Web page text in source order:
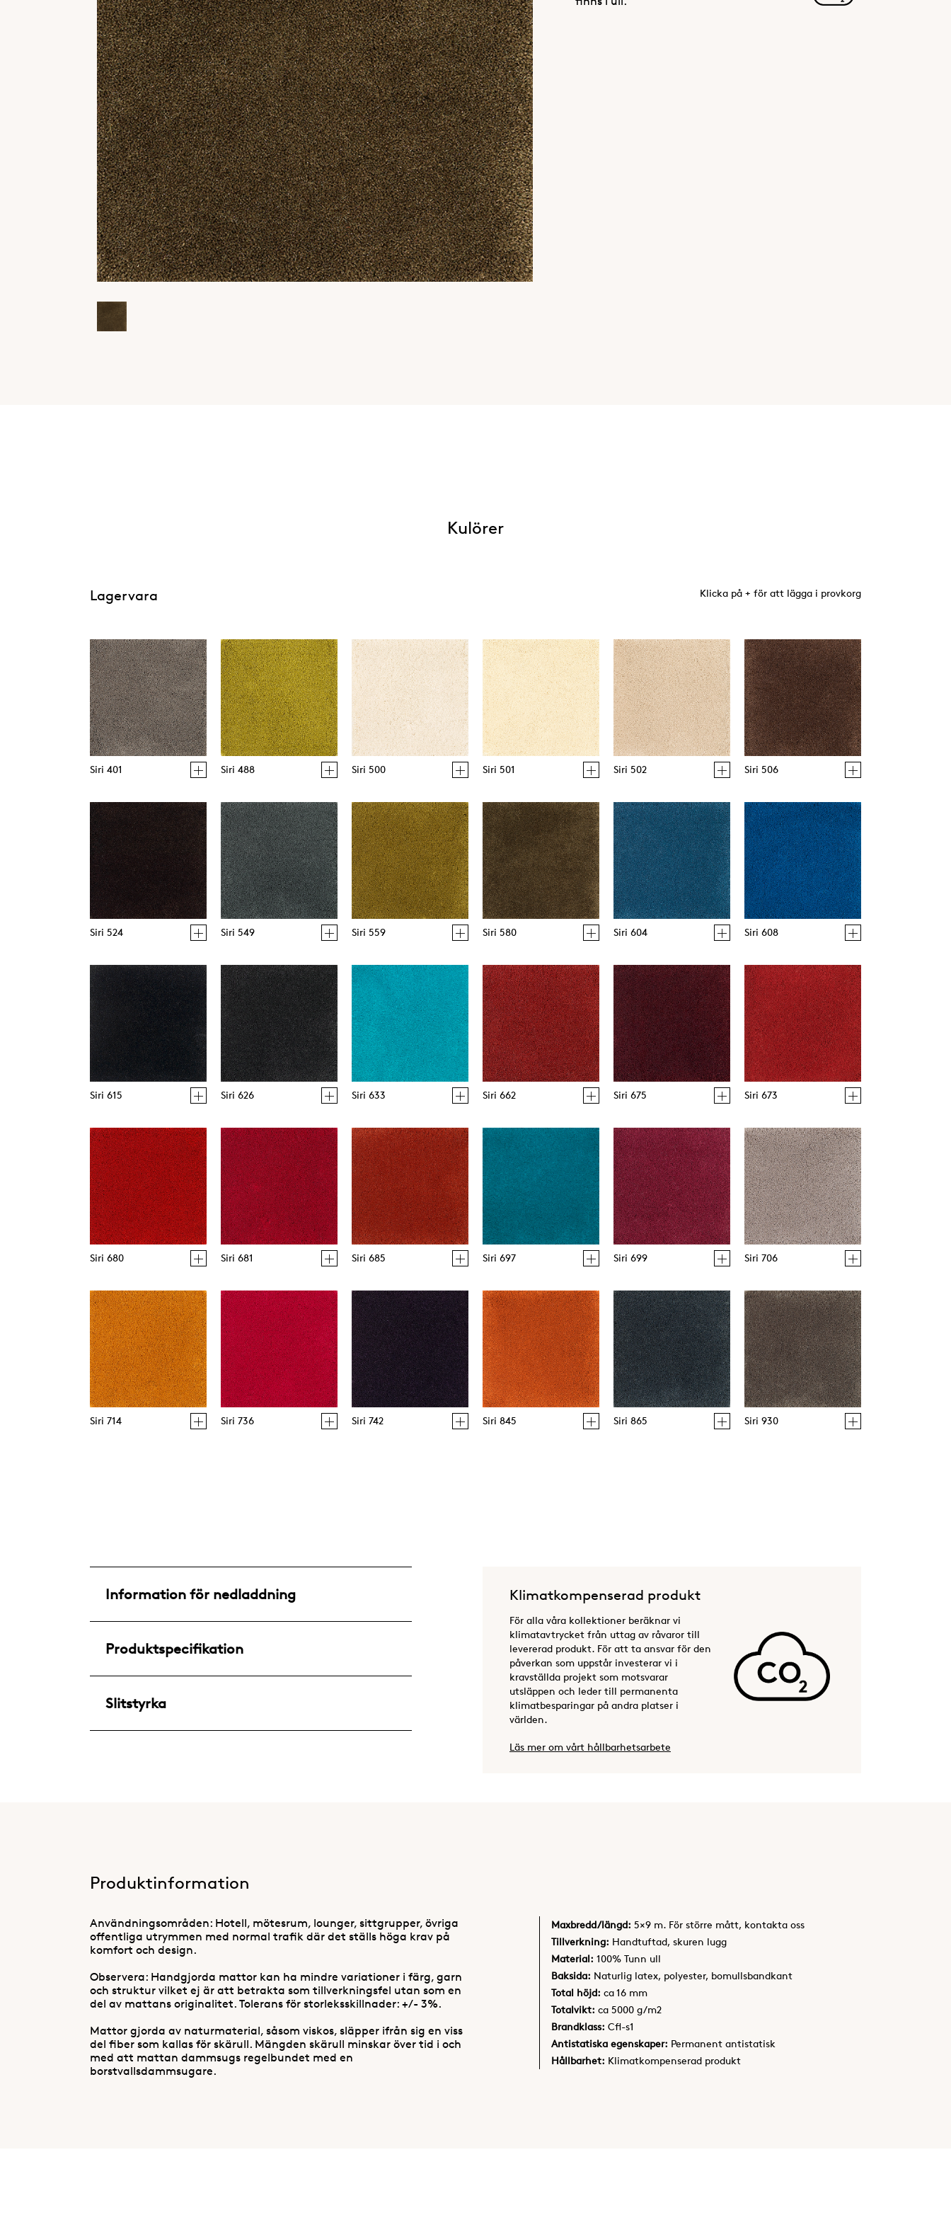
Kulörer
Lagervara Klicka på + för att lägga i provkorg
Siri 401 Siri 488 Siri 500 Siri 501 Siri 502 Siri 506
Siri 524 Siri 549 Siri 559 Siri 580 Siri 604 Siri 608
Siri 615 Siri 626 Siri 633 Siri 662 Siri 675 Siri 673
Siri 680 Siri 681 Siri 685 Siri 697 Siri 699 Siri 706
Siri 714 Siri 736 Siri 742 Siri 845 Siri 865 Siri 930
Information för nedladdning
Produktspecifikation
Slitstyrka
Klimatkompenserad produkt
För alla våra kollektioner beräknar vi
klimatavtrycket från uttag av råvaror till
levererad produkt. För att ta ansvar för den
påverkan som uppstår investerar vi i
kravställda projekt som motsvarar
utsläppen och leder till permanenta
klimatbesparingar på andra platser i
världen.
Läs mer om vårt hållbarhetsarbete
Produktinformation
Användningsområden: Hotell, mötesrum, lounger, sittgrupper, övriga
offentliga utrymmen med normal trafik där det ställs höga krav på
komfort och design.
Observera: Handgjorda mattor kan ha mindre variationer i färg, garn
och struktur vilket ej är att betrakta som tillverkningsfel utan som en
del av mattans originalitet. Tolerans för storleksskillnader: +/- 3%.
Mattor gjorda av naturmaterial, såsom viskos, släpper ifrån sig en viss
del fiber som kallas för skärull. Mängden skärull minskar över tid i och
med att mattan dammsugs regelbundet med en
borstvallsdammsugare.
Maxbredd/längd: 5×9 m. För större mått, kontakta oss
Tillverkning: Handtuftad, skuren lugg
Material: 100% Tunn ull
Baksida: Naturlig latex, polyester, bomullsbandkant
Total höjd: ca 16 mm
Totalvikt: ca 5000 g/m2
Brandklass: Cfl-s1
Antistatiska egenskaper: Permanent antistatisk
Hållbarhet: Klimatkompenserad produkt